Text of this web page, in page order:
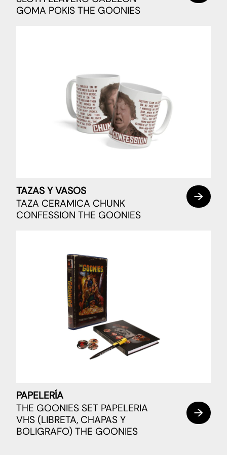
GOMA POKIS THE GOONIES
TAZAS Y VASOS
TAZA CERAMICA CHUNK
CONFESSION THE GOONIES
PAPELERÍA
THE GOONIES SET PAPELERIA
VHS (LIBRETA, CHAPAS Y
BOLIGRAFO) THE GOONIES